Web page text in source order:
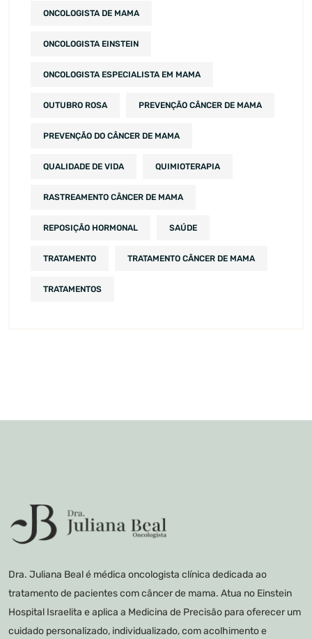
ONCOLOGISTA DE MAMA
ONCOLOGISTA EINSTEIN
ONCOLOGISTA ESPECIALISTA EM MAMA
OUTUBRO ROSA PREVENÇÃO CÂNCER DE MAMA
PREVENÇÃO DO CÂNCER DE MAMA
QUALIDADE DE VIDA QUIMIOTERAPIA
RASTREAMENTO CÂNCER DE MAMA
REPOSIÇÃO HORMONAL SAÚDE
TRATAMENTO TRATAMENTO CÂNCER DE MAMA
TRATAMENTOS
Dra. Juliana Beal é médica oncologista clínica dedicada ao
tratamento de pacientes com câncer de mama. Atua no Einstein
Hospital Israelita e aplica a Medicina de Precisão para oferecer um
cuidado personalizado, individualizado, com acolhimento e